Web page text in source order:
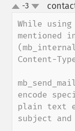
up-3
While
mentioned
Content-
encode
plain text
subject and